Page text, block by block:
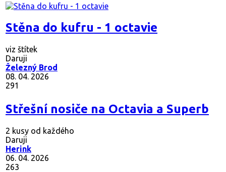
Stěna do kufru - 1 octavie
viz štítek
Daruji
Železný Brod
08. 04. 2026
291
Střešní nosiče na Octavia a Superb
2 kusy od každého
Daruji
Herink
06. 04. 2026
263